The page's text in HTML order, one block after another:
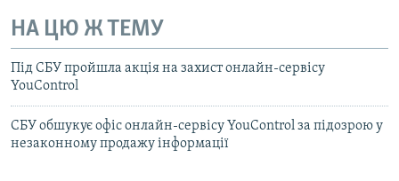
НА ЦЮ Ж ТЕМУ
Під СБУ пройшла акція на захист онлайн-сервісу
YouControl
СБУ обшукує офіс онлайн-сервісу YouControl за підозрою у
незаконному продажу інформації